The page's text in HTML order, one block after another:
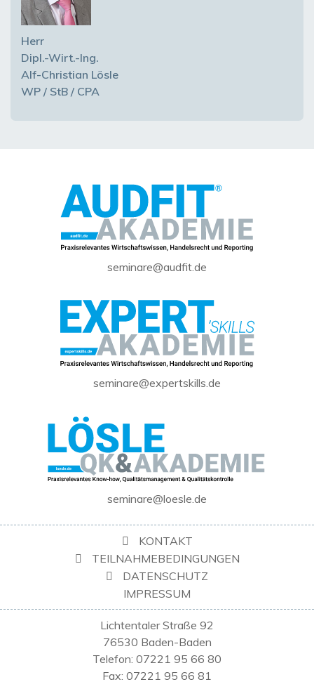
Herr
Dipl.-Wirt.-Ing.
Alf-Christian Lösle
WP / StB / CPA
seminare@audfit.de
seminare@expertskills.de
seminare@loesle.de
KONTAKT
TEILNAHMEBEDINGUNGEN
DATENSCHUTZ
IMPRESSUM
Lichtentaler Straße 92
76530 Baden-Baden
Telefon: 07221 95 66 80
Fax: 07221 95 66 81